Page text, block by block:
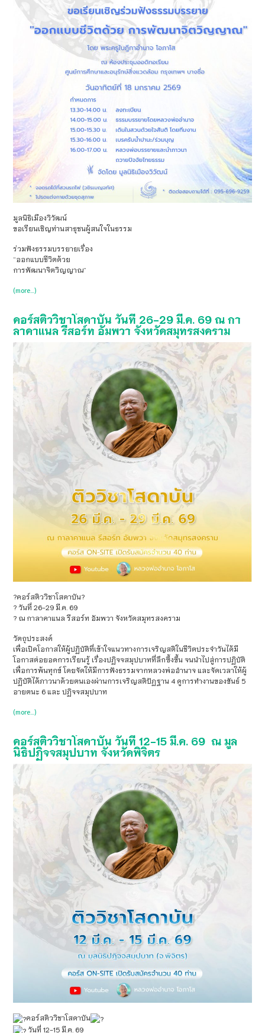
มูลนิธิเมืองวิวัฒน์
ขอเรียนเชิญ​ท่านสาธุชนผู้สนใจในธรรม
ร่วมฟังธรรมบรรยายเรื่อง
“ออกแบบชีวิตด้วย
การพัฒนาจิตวิญญาณ”
(more…)
คอร์สติววิชาโสดาบัน วันที่ 26-29 มี.ค. 69 ณ กา
ลาคาแนล รีสอร์ท อัมพวา จังหวัดสมุทรสงคราม
?คอร์สติววิชาโสดาบัน?
?️ วันที่ 26-29 มี.ค. 69
? ณ กาลาคาแนล รีสอร์ท อัมพวา จังหวัดสมุทรสงคราม
วัตถุประสงค์
เพื่อเปิดโอกาสให้ผู้ปฏิบัติที่เข้าใจแนวทางการเจริญสติในชีวิตประจำวันได้มี
โอกาสต่อยอดการเรียนรู้ เรื่องปฏิจจสมุปบาทที่ลึกซึ้งขึ้น จนนำไปสู่การปฏิบัติ
เพื่อการพ้นทุกข์ โดยจัดให้มีการฟังธรรมจากหลวงพ่ออำนาจ และจัดเวลาให้ผู้
ปฏิบัติได้ภาวนาด้วยตนเองผ่านการเจริญสติปัฏฐาน 4 ดูการทำงานของขันธ์ 5
อายตนะ 6 และ ปฏิจจสมุปบาท
(more…)
คอร์สติววิชาโสดาบัน วันที่ 12-15 มี.ค. 69 ณ มูล
นิธิปฏิจจสมุปบาท จังหวัดพิจิตร
คอร์สติววิชาโสดาบัน
วันที่ 12-15 มี.ค. 69